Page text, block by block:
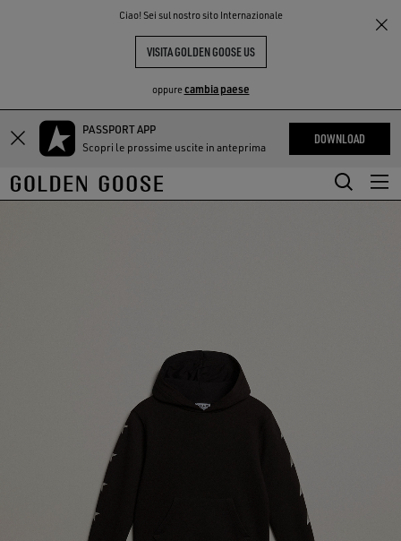
Ciao! Sei sul nostro sito Internazionale
VISITA GOLDEN GOOSE US
oppurecambia paese
Vai
contenuto
principale
Vai
contenuto
del
PASSPORT APP
Scopri le prossime uscite in anteprima
DOWNLOAD
THE
COMMUNITY